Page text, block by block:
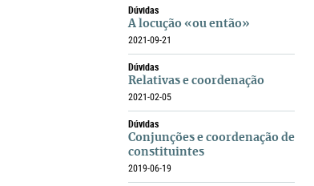
Dúvidas
A locução «ou então»
2021-09-21
Dúvidas
Relativas e coordenação
2021-02-05
Dúvidas
Conjunções e coordenação de
constituintes
2019-06-19